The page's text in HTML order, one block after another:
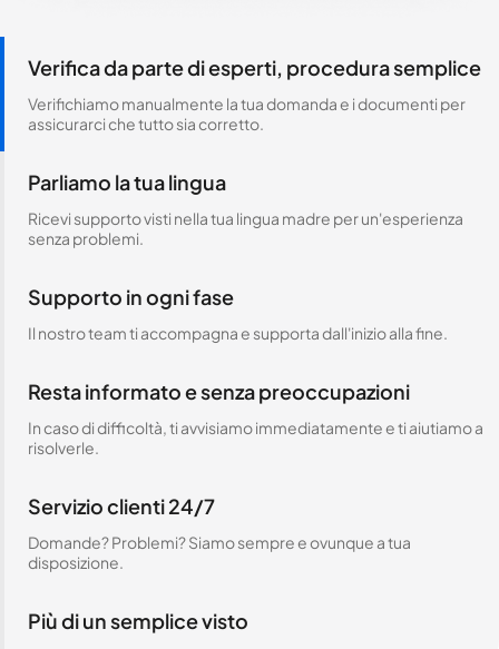
Verifica da parte di esperti, procedura semplice
Verifichiamo manualmente la tua domanda e i documenti per
assicurarci che tutto sia corretto.
Parliamo la tua lingua
Ricevi supporto visti nella tua lingua madre per un'esperienza
senza problemi.
Supporto in ogni fase
Il nostro team ti accompagna e supporta dall'inizio alla fine.
Resta informato e senza preoccupazioni
In caso di difficoltà, ti avvisiamo immediatamente e ti aiutiamo a
risolverle.
Servizio clienti 24/7
Domande? Problemi? Siamo sempre e ovunque a tua
disposizione.
Più di un semplice visto